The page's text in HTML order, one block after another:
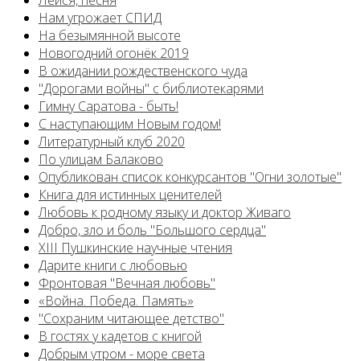
Нам угрожает СПИД
На безымянной высоте
Новогодний огонёк 2019
В ожидании рождественского чуда
"Дорогами войны" с библиотекарями
Гимну Саратова - быть!
С наступающим Новым годом!
Литературный клуб 2020
По улицам Балаково
Опубликован список конкурсантов "Огни золотые"
Книга для истинных ценителей
Любовь к родному языку и доктор Живаго
Добро, зло и боль "Большого сердца"
XIII Пушкинские научные чтения
Дарите книги с любовью
Фронтовая "Вечная любовь"
«Война. Победа. Память»
"Сохраним читающее детство"
В гостях у кадетов с книгой
Добрым утром - море света